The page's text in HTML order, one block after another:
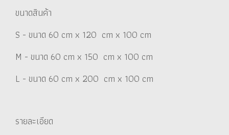
ขนาดสินค้า
S - ขนาด 60 cm x 120 cm x 100 cm
M - ขนาด 60 cm x 150 cm x 100 cm
L - ขนาด 60 cm x 200 cm x 100 cm
รายละเอียด